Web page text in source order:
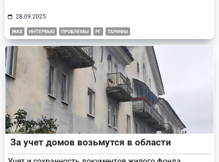
28.09.2025
ЖКХ ИНТЕРВЬЮ ПРОБЛЕМЫ РГ ТАРИФЫ
За учет домов возьмутся в области